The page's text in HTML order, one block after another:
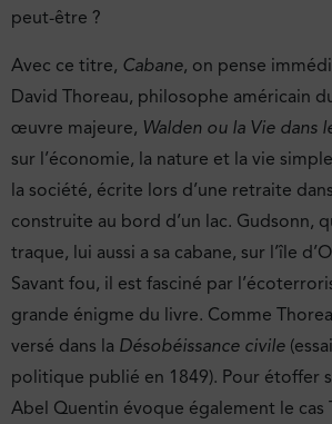
peut-être ?
Avec ce titre, Cabane, on pense
David Thoreau, philosophe américain
œuvre majeure, Walden ou la Vie dans
sur l’économie, la nature et la vie
la société, écrite lors d’une retraite
construite au bord d’un lac. Gudsonn,
traque, lui aussi a sa cabane, sur l’île
Savant fou, il est fasciné par
grande énigme du livre. Comme
versé dans la Désobéissance civile
politique publié en 1849). Pour étoffer
Abel Quentin évoque également le cas